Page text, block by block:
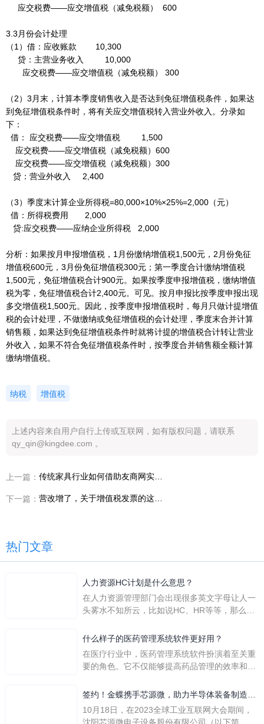
应交税费——应交增值税（减免税额） 600
3.3月份会计处理
（1）借：应收账款 10,300
贷：主营业务收入 10,000
应交税费——应交增值税（减免税额） 300
（2）3月末，计算本季度销售收入是否达到免征增值税条件，如果达
到免征增值税条件时，将有关应交增值税转入营业外收入。分录如
下：
借： 应交税费——应交增值税 1,500
应交税费——应交增值税（减免税额）600
应交税费——应交增值税（减免税额）300
贷：营业外收入 2,400
（3）季度末计算企业所得税=80,000×10%×25%=2,000（元）
借：所得税费用 2,000
贷:应交税费——应纳企业所得税 2,000
分析：如果按月申报增值税，1月份缴纳增值税1,500元，2月份免征
增值税600元，3月份免征增值税300元；第一季度合计缴纳增值税
1,500元，免征增值税合计900元。如果按季度申报增值税，缴纳增值
税为零，免征增值税合计2,400元。可见。按月申报比按季度申报出现
多交增值税1,500元。因此，按季度申报增值税时，每月只做计提增值
税的会计处理，不做缴纳或免征增值税的会计处理，季度末合并计算
销售额，如果达到免征增值税条件时就将计提的增值税合计转让营业
外收入，如果不符合免征增值税条件时，按季度合并销售额全额计算
缴纳增值税。
纳税 增值税
上述内容来自用户自行上传或互联网，如有版权问题，请联系
qy_qin@kingdee.com 。
上一篇：
下一篇：
热门文章
人力资源HC计划是什么意思？
在人力资源管理部门会出现很多英文字母让人一
头雾水不知所云，比如说HC、HR等等，那么它
么呢？
什么样子的医药管理系统软件更好用？
在医疗行业中，医药管理系统软件扮演着至关重
要的角色。它不仅能够提高药品管理的效率和准
一个好用的医药管理系统软件应具备以下特点。
地进行操作。 复杂的
签约！金蝶携手芯源微，助力半导体装备制造领
先企业迈向世界
10月18日，在2023全球工业互联网大会期间，
沈阳芯源微电子设备股份有限公司（以下简